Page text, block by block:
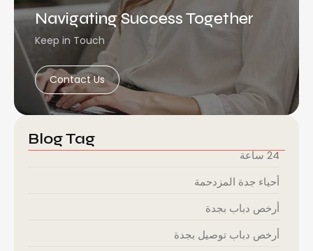
Navigating Success Together
Keep in Touch
Contact Us
Blog Tag
24 ساعة
أحياء جدة المزدحمة
أرخص دباب بجدة
أرخص دباب توصيل بجدة